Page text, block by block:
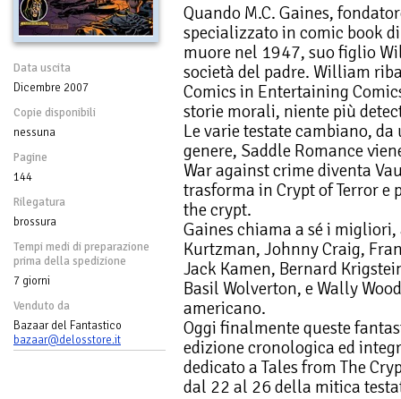
Data uscita
Dicembre 2007
Copie disponibili
nessuna
Pagine
144
Rilegatura
brossura
Tempi medi di preparazione
prima della spedizione
7 giorni
Venduto da
Bazaar del Fantastico
bazaar@delosstore.it
Quando M.C. Gaines,
specializzato in comic book
muore nel 1947, suo figlio
società del padre. William
Comics in Entertaining
storie morali, niente più
Le varie testate cambiano,
genere, Saddle Romance
War against crime diventa
trasforma in Crypt of Terror e
the crypt.
Gaines chiama a sé i
Kurtzman, Johnny Craig,
Jack Kamen, Bernard
Basil Wolverton, e Wally
americano.
Oggi finalmente queste
edizione cronologica ed
dedicato a Tales from The
dal 22 al 26 della mitica